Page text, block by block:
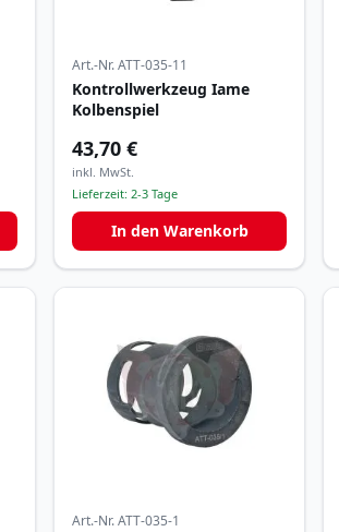
Art.-Nr.ATT-035-11
Kontrollwerkzeug Iame
Kolbenspiel
43,70 €
inkl. MwSt.
Lieferzeit: 2-3 Tage
In den Warenkorb
Art.-Nr.ATT-035-1